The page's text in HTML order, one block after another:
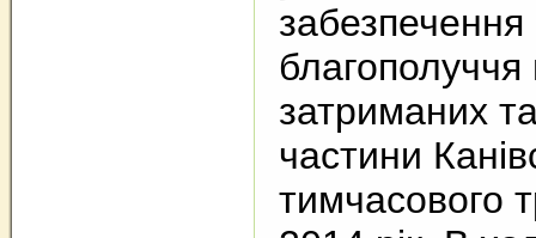
забезпечення
благополуччя
затриманих
частини
тимчасового